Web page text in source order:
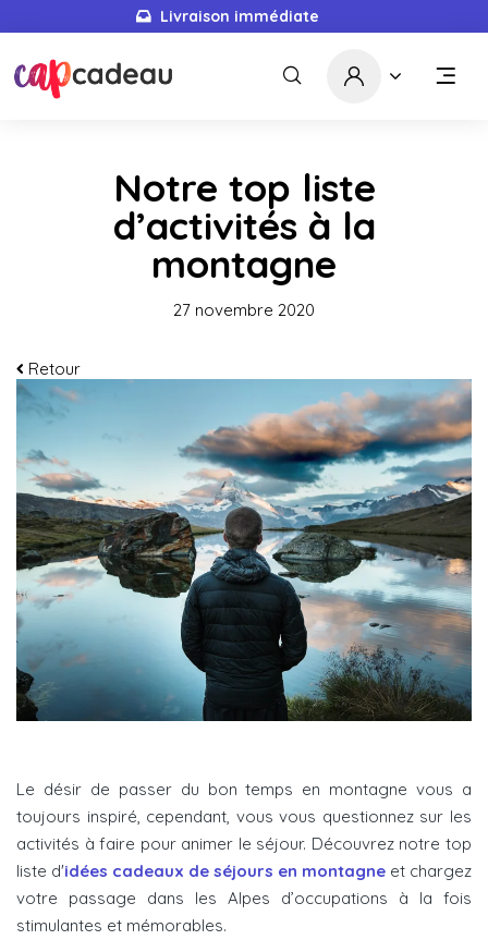
Livraison immédiate
Notre top liste
d’activités à la
montagne
27 novembre 2020
Retour
Le désir de passer du bon temps en montagne vous a
toujours inspiré, cependant, vous vous questionnez sur les
activités à faire pour animer le séjour. Découvrez notre top
liste d'idées cadeaux de séjours en montagne et chargez
votre passage dans les Alpes d’occupations à la fois
stimulantes et mémorables.